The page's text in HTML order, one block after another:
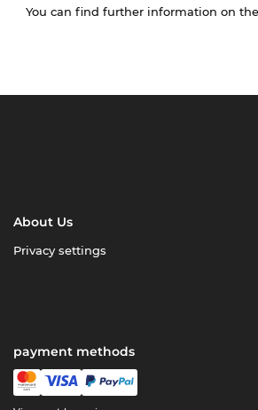
You can find further information on
About Us
Privacy settings
payment methods